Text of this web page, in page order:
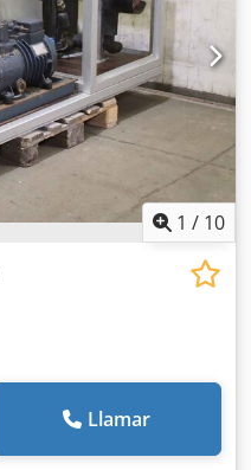
1 / 10
Llamar